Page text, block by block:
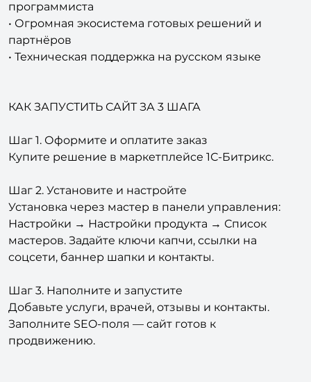
программиста
• Огромная экосистема готовых решений и
партнёров
• Техническая поддержка на русском языке
КАК ЗАПУСТИТЬ САЙТ ЗА 3 ШАГА
Шаг 1. Оформите и оплатите заказ
Купите решение в маркетплейсе 1С-Битрикс.
Шаг 2. Установите и настройте
Установка через мастер в панели управления:
Настройки → Настройки продукта → Список
мастеров. Задайте ключи капчи, ссылки на
соцсети, баннер шапки и контакты.
Шаг 3. Наполните и запустите
Добавьте услуги, врачей, отзывы и контакты.
Заполните SEO-поля — сайт готов к
продвижению.